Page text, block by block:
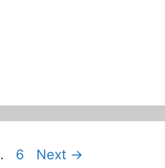
Page
6 Next →